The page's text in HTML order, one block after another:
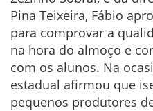
Pina Teixeira, Fábio
para comprovar a
na hora do almoço e
com os alunos. Na
estadual afirmou que
pequenos produtores